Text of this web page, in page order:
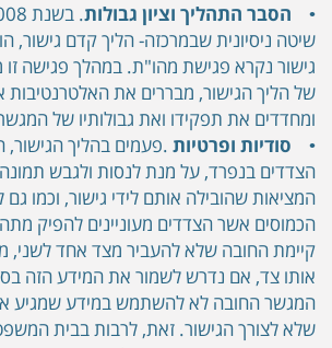
• הסבר התהליך וציון גבולות
שיטה ניסיונית שבמרכזה- הליך קדם גישור,
גישור נקרא פגישת מהו"ת. במהלך פגישה זו
של הליך הגישור, מבררים את האלטרנטיבות
ומחדדים את תפקידו ואת גבולותיו של
• סודיות ופרטיות .פעמים בהליך
הצדדים בנפרד, על מנת לנסות ולגבש
המציאות שהובילה אותם לידי גישור, וכמו
הכמוסים אשר הצדדים מעוניינים להפיק
קיימת החובה שלא להעביר מצד אחד לשני,
אותו צד, אם נדרש לשמור את המידע הזה
המגשר החובה לא להשתמש במידע שמגיע
שלא לצורך הגישור. זאת, לרבות בבית